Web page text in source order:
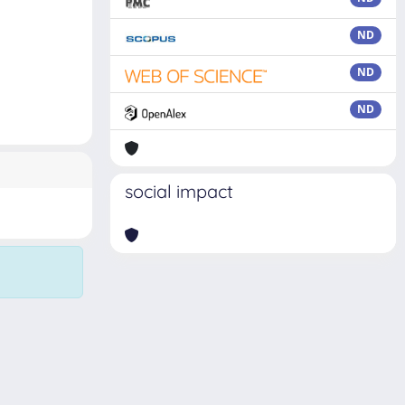
ND
ND
ND
social impact